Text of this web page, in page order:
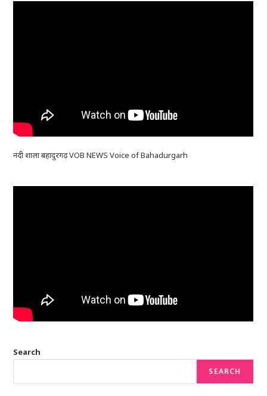
नंदी शाला बहादुरगढ़ VOB NEWS Voice of Bahadurgarh
Search
SEARCH